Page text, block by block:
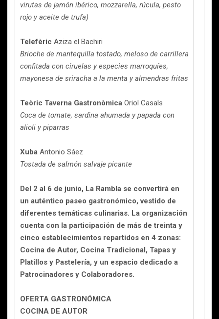
virutas de jamón ibérico, mozzarella, rúcula, pesto
rojo y aceite de trufa)
Telefèric Aziza el Bachiri
Brioche de mantequilla tostado, meloso de carrillera
confitada con ciruelas y especies marroquíes,
mayonesa de sriracha a la menta y almendras fritas
Teòric Taverna Gastronòmica Oriol Casals
Coca de tomate, sardina ahumada y papada con
alioli y piparras
Xuba Antonio Sáez
Tostada de salmón salvaje picante
Del 2 al 6 de junio, La Rambla se convertirá en
un auténtico paseo gastronómico, vestido de
diferentes temáticas culinarias. La organización
cuenta con la participación de más de treinta y
cinco establecimientos repartidos en 4 zonas:
Cocina de Autor, Cocina Tradicional, Tapas y
Platillos y Pastelería, y un espacio dedicado a
Patrocinadores y Colaboradores.
OFERTA GASTRONÓMICA
COCINA DE AUTOR